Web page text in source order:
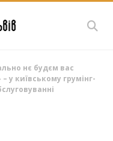
нє будєм вас
у київському грумінг-